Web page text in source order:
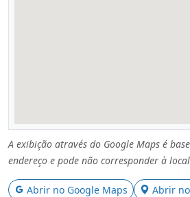
A exibição através do Google Maps é
endereço e pode não corresponder à
Abrir no Google Maps Abrir